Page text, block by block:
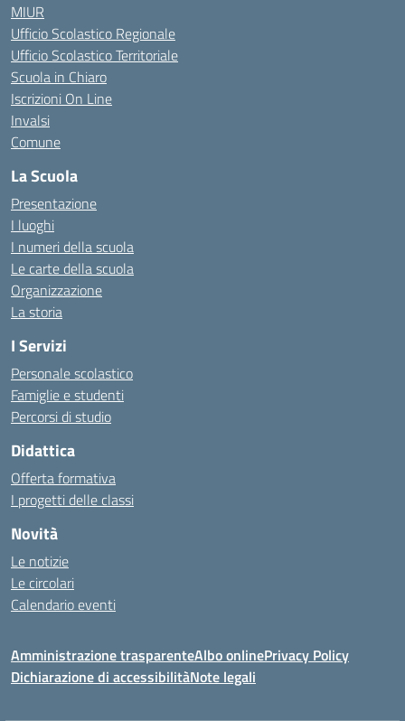
MIUR
Ufficio Scolastico Regionale
Ufficio Scolastico Territoriale
Scuola in Chiaro
Iscrizioni On Line
Invalsi
Comune
La Scuola
Presentazione
I luoghi
I numeri della scuola
Le carte della scuola
Organizzazione
La storia
I Servizi
Personale scolastico
Famiglie e studenti
Percorsi di studio
Didattica
Offerta formativa
I progetti delle classi
Novità
Le notizie
Le circolari
Calendario eventi
Amministrazione trasparenteAlbo onlinePrivacy Policy
Dichiarazione di accessibilitàNote legali